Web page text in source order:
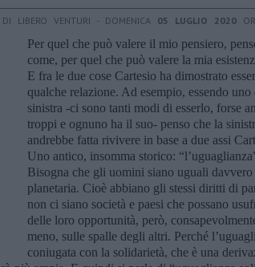
DI LIBERO VENTURI - DOMENICA 05 LUGLIO 2020
Per quel che può valere il mio pensiero,
come, per quel che può valere la mia
E fra le due cose Cartesio ha dimostrato
qualche relazione. Ad esempio, essendo uno
sinistra -ci sono tanti modi di esserlo, forse
troppi e ognuno ha il suo- penso che la
andrebbe fatta rivivere in base a due assi
Uno antico, insomma storico:
Bisogna che gli uomini siano uguali davvero
planetaria. Cioè abbiano gli stessi diritti di
non ci siano società e paesi che possano
delle loro opportunità, però,
meno, sulle spalle degli altri. Perché
coniugata con la solidarietà, che è una